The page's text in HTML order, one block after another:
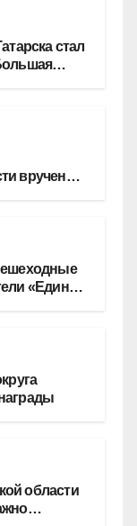
стал
вручены
«Единой
области